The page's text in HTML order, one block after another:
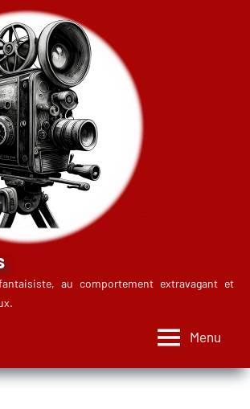
au comportement extravagant et
Menu